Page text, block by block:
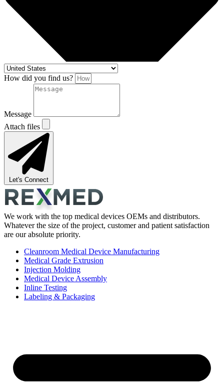
How did you find us?
Message
Attach files
Let's Connect
We work with the top medical devices OEMs and distributors.
Whatever the size of the project, customer and patient satisfaction
are our absolute priority.
Cleanroom Medical Device Manufacturing
Medical Grade Extrusion
Injection Molding
Medical Device Assembly
Inline Testing
Labeling & Packaging